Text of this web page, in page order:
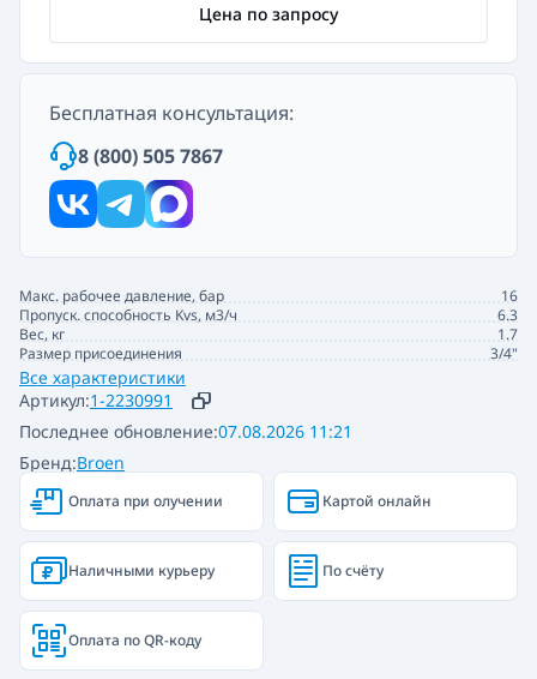
Артикул:1-2230991
Бренд:Broen
Последнее обновление:07.08.2026 11:21
Макс. рабочее давление, бар
16
Пропуск. способность Kvs, м3/ч
6.3
Вес, кг
1.7
Размер присоединения
3/4"
Все характеристики
Цена по запросу
Бесплатная консультация:
8 (800) 505 7867
Оплата при олучении Картой онлайн
Наличными курьеру По счёту
Оплата по QR-коду